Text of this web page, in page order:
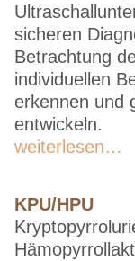
sicheren
Betrachtung
individuellen
erkennen und
entwickeln.
weiterlesen…
KPU/HPU